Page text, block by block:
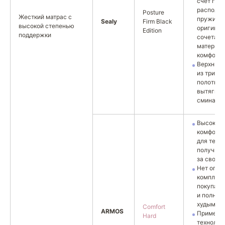
Жесткий матрас с
высокой степенью
поддержки
Sealy
Posture
Firm Black
Edition
пружин и
Верхний
из
полотна,
ARMOS
Comfort
Hard
Высокий
для тех,
за свои
Нет
и
худым.